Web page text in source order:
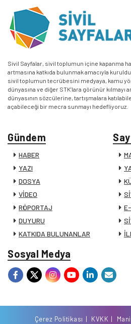
Sivil Sayfalar, sivil toplumun içine kapanma
artmasına katkıda bulunmak amacıyla
sivil toplumun tecrübesini medyaya, kamu
dünyasına ve diğer STK’lara görünür kılmayı
dünyasının sözcülerine, tartışmalara
açabileceği bir mecra sunmayı hedefliyoruz.
Gündem
HABER
YAZI
DOSYA
VİDEO
RÖPORTAJ
DUYURU
KATKIDA BULUNANLAR
Sosyal Medya
Çerez Politikası KVKK